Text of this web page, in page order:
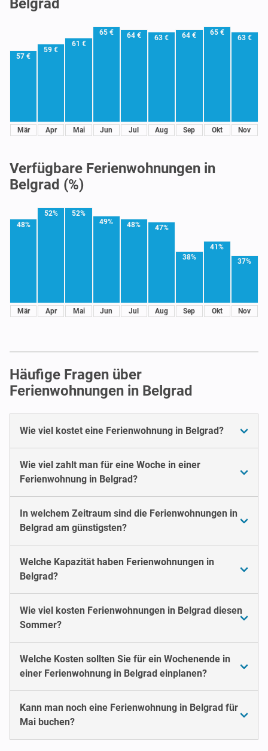
Belgrad
57 €
Mär
59 €
Apr
61 €
Mai
65 €
Jun
64 €
Jul
63 €
Aug
64 €
Sep
65 €
Okt
63 €
Nov
Verfügbare Ferienwohnungen in
Belgrad (%)
48%
Mär
52%
Apr
52%
Mai
49%
Jun
48%
Jul
47%
Aug
38%
Sep
41%
Okt
37%
Nov
Häufige Fragen über
Ferienwohnungen in Belgrad
Wie viel kostet eine Ferienwohnung in Belgrad?
Wie viel zahlt man für eine Woche in einer
Ferienwohnung in Belgrad?
In welchem Zeitraum sind die Ferienwohnungen in
Belgrad am günstigsten?
Welche Kapazität haben Ferienwohnungen in
Belgrad?
Wie viel kosten Ferienwohnungen in Belgrad diesen
Sommer?
Welche Kosten sollten Sie für ein Wochenende in
einer Ferienwohnung in Belgrad einplanen?
Kann man noch eine Ferienwohnung in Belgrad für
Mai buchen?